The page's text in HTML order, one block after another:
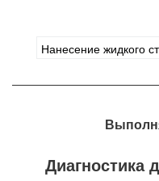
Нанесение жидкого
Диагностика